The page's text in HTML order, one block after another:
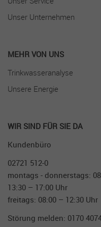
Unser Unternehmen
MEHR VON UNS
Trinkwasseranalyse
Unsere Energie
WIR SIND FÜR SIE DA
Kundenbüro
02721 512-0
montags - donnerstags:
13:30 – 17:00 Uhr
freitags: 08:00 – 12:30 Uhr
Störung melden: 0170